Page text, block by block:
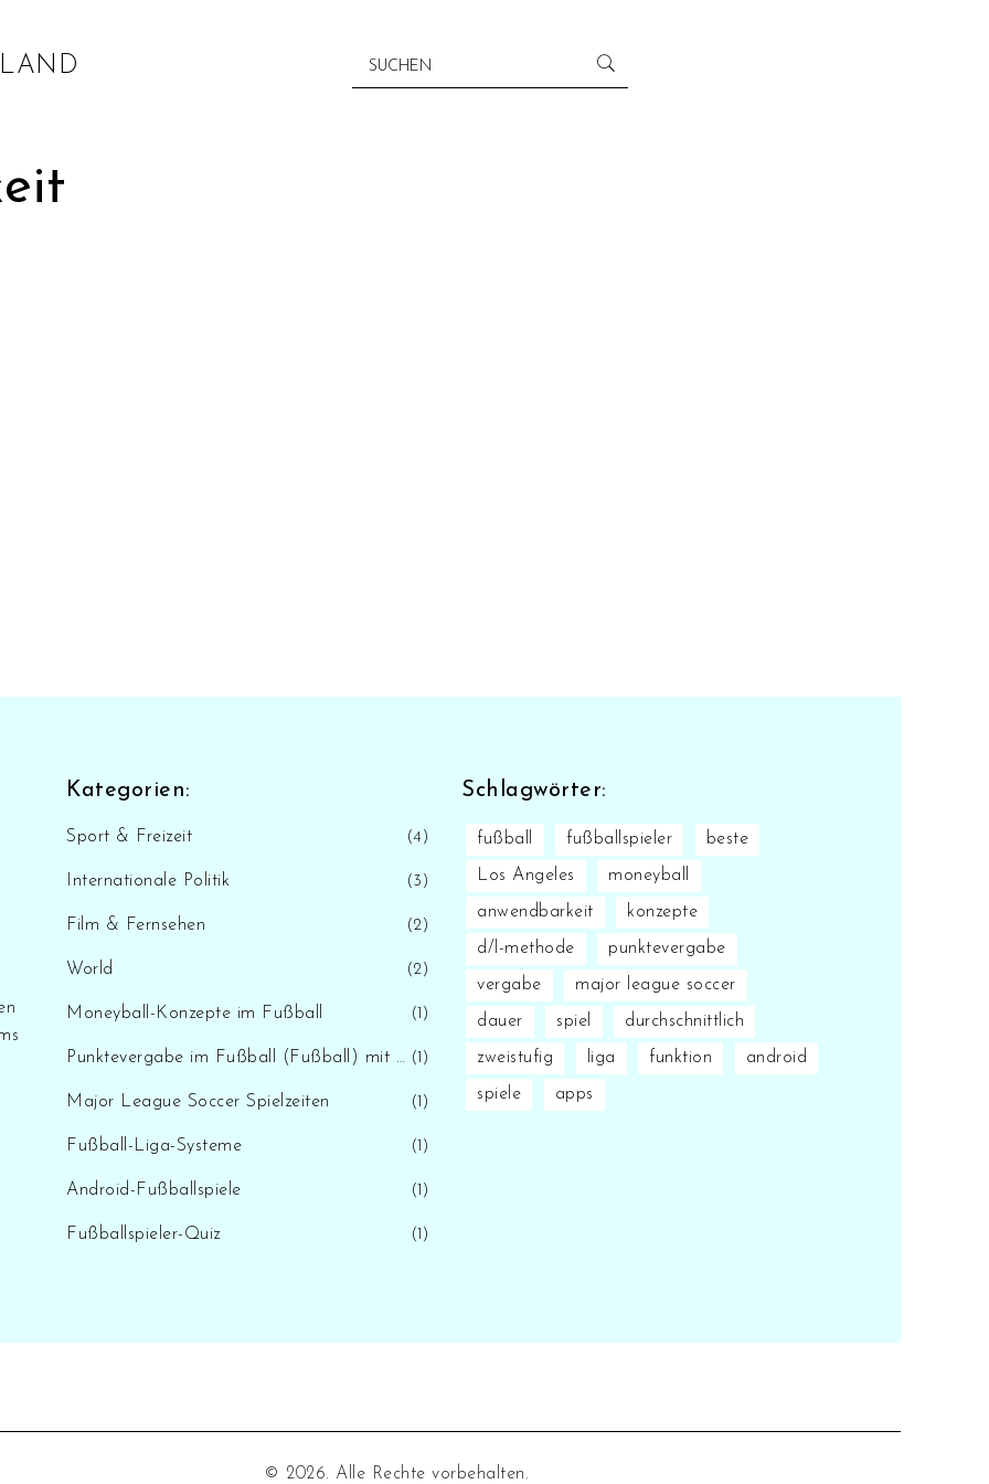
Kategorien:
Sport & Freizeit (4)
Internationale Politik (3)
Film & Fernsehen (2)
World (2)
Moneyball-Konzepte im Fußball (1)
Punktevergabe im Fußball (Fußball) mit der D/L-Methode (1)
Major League Soccer Spielzeiten (1)
Fußball-Liga-Systeme (1)
Android-Fußballspiele (1)
Fußballspieler-Quiz (1)
Schlagwörter:
fußball fußballspieler beste
Los Angeles moneyball
anwendbarkeit konzepte
d/l-methode punktevergabe
vergabe major league soccer
dauer spiel durchschnittlich
zweistufig liga funktion android
spiele apps
© 2026. Alle Rechte vorbehalten.